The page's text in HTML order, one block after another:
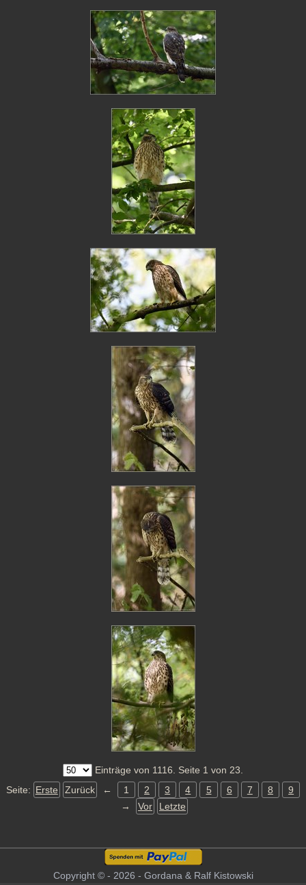
Einträge von 1116. Seite 1 von 23.
Seite: Erste Zurück ← 1 2 3 4 5 6 7 8
9
→
Vor Letzte
Copyright © - 2026 - Gordana & Ralf Kistowski